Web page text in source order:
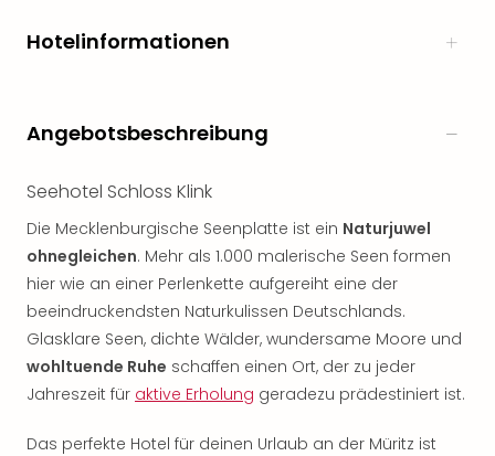
Hotelinformationen
Angebotsbeschreibung
Seehotel Schloss Klink
Die Mecklenburgische Seenplatte ist ein Naturjuwel
ohnegleichen. Mehr als 1.000 malerische Seen formen
hier wie an einer Perlenkette aufgereiht eine der
beeindruckendsten Naturkulissen Deutschlands.
Glasklare Seen, dichte Wälder, wundersame Moore und
wohltuende Ruhe schaffen einen Ort, der zu jeder
Jahreszeit für aktive Erholung geradezu prädestiniert ist.
Das perfekte Hotel für deinen Urlaub an der Müritz ist